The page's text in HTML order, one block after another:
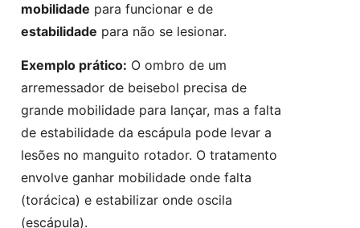
mobilidade para funcionar e de
estabilidade para não se lesionar.
Exemplo prático: O ombro de um
arremessador de beisebol precisa de
grande mobilidade para lançar, mas a falta
de estabilidade da escápula pode levar a
lesões no manguito rotador. O tratamento
envolve ganhar mobilidade onde falta
(torácica) e estabilizar onde oscila
(escápula).